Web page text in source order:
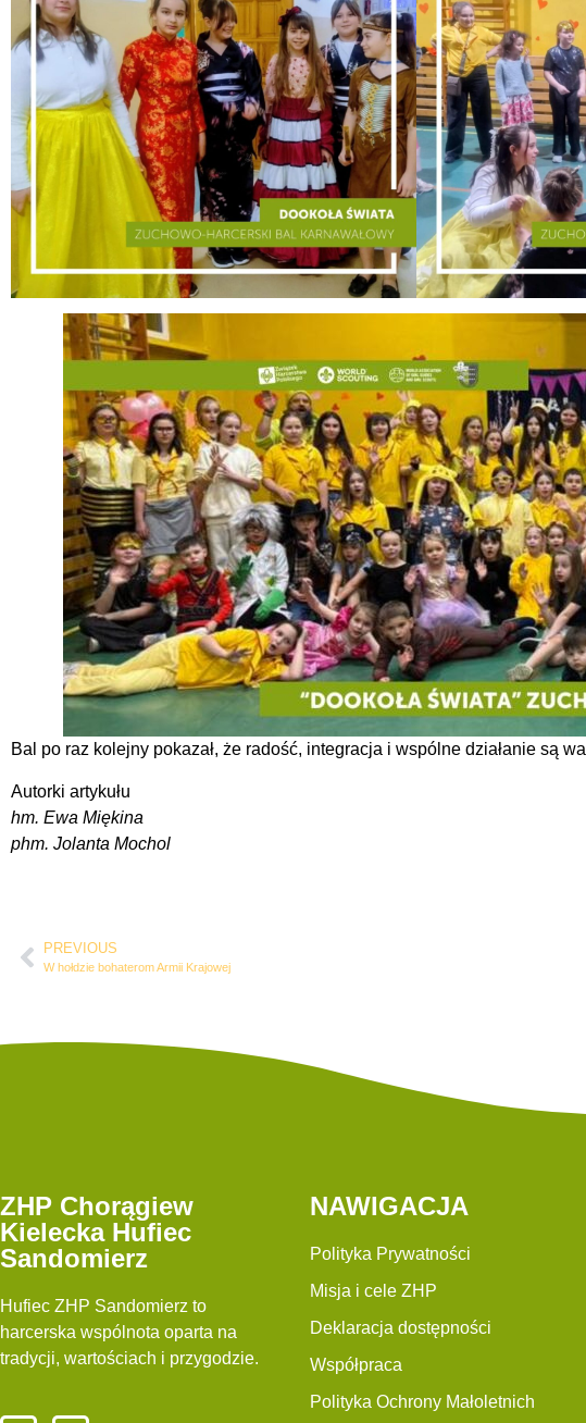
Bal po raz kolejny pokazał, że radość, integracja i wspólne działanie są
Autorki artykułu
hm. Ewa Miękina
phm. Jolanta Mochol
PREVIOUS
W hołdzie bohaterom Armii Krajowej
ZHP Chorągiew
Kielecka Hufiec
Sandomierz
Hufiec ZHP Sandomierz to
harcerska wspólnota oparta na
tradycji, wartościach i przygodzie.
NAWIGACJA
Polityka Prywatności
Misja i cele ZHP
Deklaracja dostępności
Współpraca
Polityka Ochrony Małoletnich